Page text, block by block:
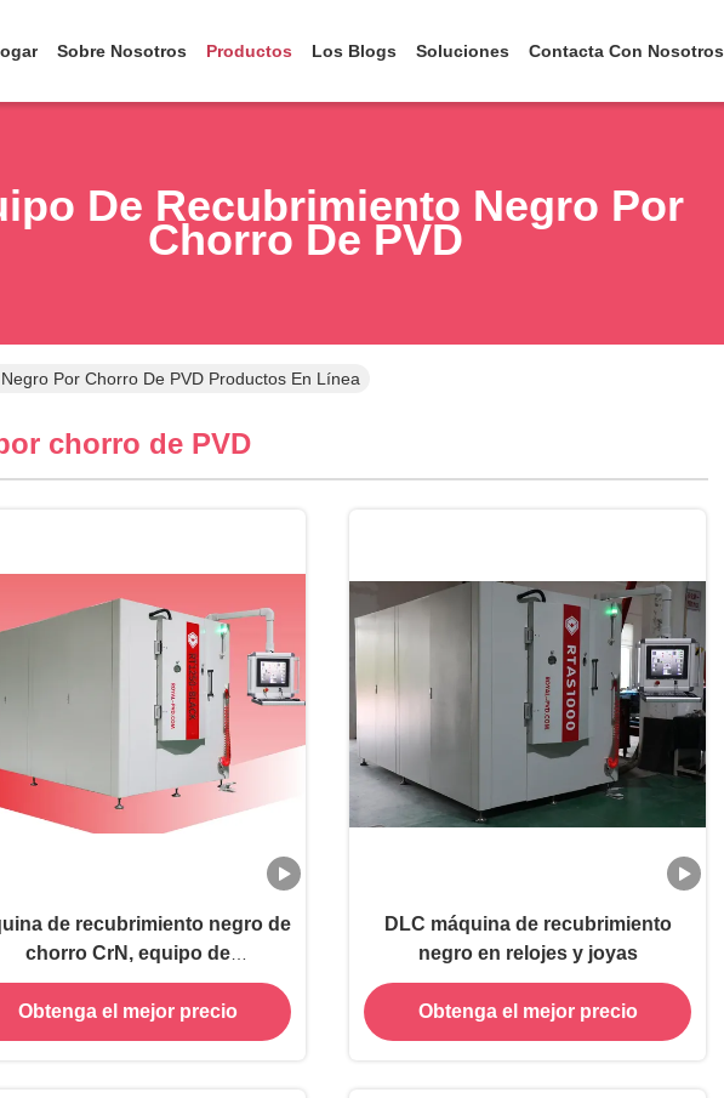
Sobre Nosotros Productos Los Blogs Soluciones Contacta Con Nosotros
De Recubrimiento Negro Por
Chorro De PVD
Por Chorro De PVD Productos En Línea
chorro de PVD
de recubrimiento negro de
chorro CrN, equipo de
negro de TiCN
Obtenga el mejor precio
DLC máquina de recubrimiento
negro en relojes y joyas
Obtenga el mejor precio